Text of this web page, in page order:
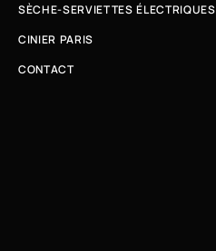
SÈCHE-SERVIETTES ÉLECTRIQUES
CINIER PARIS
CONTACT